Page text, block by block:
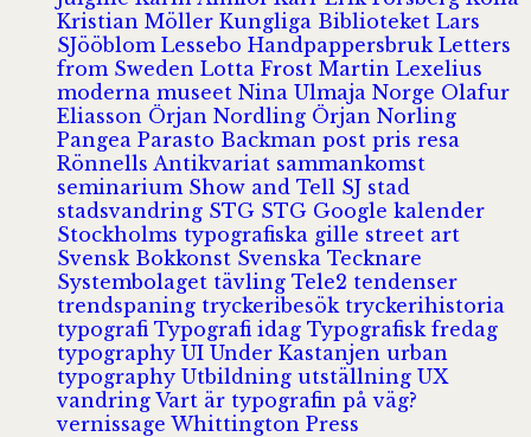
Kristian Möller Kungliga Biblioteket Lars
SJööblom Lessebo Handpappersbruk Letters
from Sweden Lotta Frost Martin Lexelius
moderna museet Nina Ulmaja Norge Olafur
Eliasson Örjan Nordling Örjan Norling
Pangea Parasto Backman post pris resa
Rönnells Antikvariat sammankomst
seminarium Show and Tell SJ stad
stadsvandring STG STG Google kalender
Stockholms typografiska gille street art
Svensk Bokkonst Svenska Tecknare
Systembolaget tävling Tele2 tendenser
trendspaning tryckeribesök tryckerihistoria
typografi Typografi idag Typografisk fredag
typography UI Under Kastanjen urban
typography Utbildning utställning UX
vandring Vart är typografin på väg?
vernissage Whittington Press